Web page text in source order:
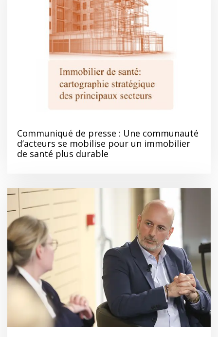
Communiqué de presse : Une communauté
d’acteurs se mobilise pour un immobilier
de santé plus durable